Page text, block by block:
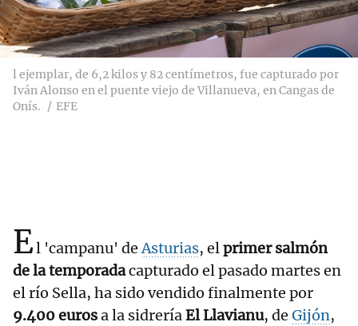
l ejemplar, de 6,2 kilos y 82 centímetros, fue capturado por
Iván Alonso en el puente viejo de Villanueva, en Cangas de
Onís.
EFE
El 'campanu' deAsturias, elprimer salmón
de la temporadacapturado el pasado martes en
el río Sella, ha sido vendido finalmente por
9.400 eurosa la sidreríaEl Llavianu, de Gijón,